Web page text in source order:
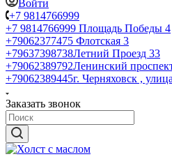
Войти
+7 9814766999
+7 9814766999 Площадь Победы 4
+79062377475 Флотская 3
+79637398738Летний Проезд 33
+79062389792Ленинский
+79062389445г. Черняховск ,
Заказать звонок